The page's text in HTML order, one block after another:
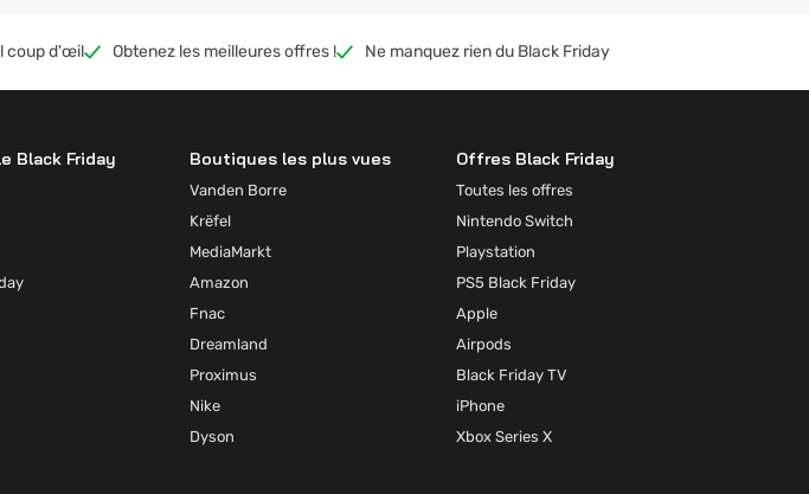
coup d'œil Obtenez les meilleures offres ! Ne manquez rien du Black Friday
Black Friday Boutiques les plus vues
Vanden Borre
Krëfel
MediaMarkt
Amazon
Fnac
Dreamland
Proximus
Nike
Dyson
Offres Black Friday
Toutes les offres
Nintendo Switch
Playstation
PS5 Black Friday
Apple
Airpods
Black Friday TV
iPhone
Xbox Series X